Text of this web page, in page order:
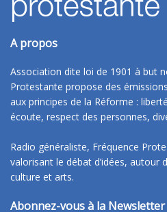
A propos
Association dite loi de 1901 à but
Protestante propose des
aux principes de la Réforme :
écoute, respect des personnes,
Radio généraliste, Fréquence
valorisant le débat d’idées, autour
culture et arts.
Abonnez-vous à la Newsletter